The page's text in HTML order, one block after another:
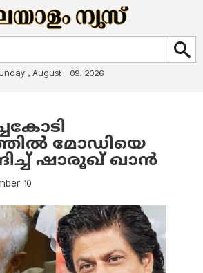
, August 09, 2026
മോഡിയെ
ഷാരൂഖ് ഖാന്‍
10